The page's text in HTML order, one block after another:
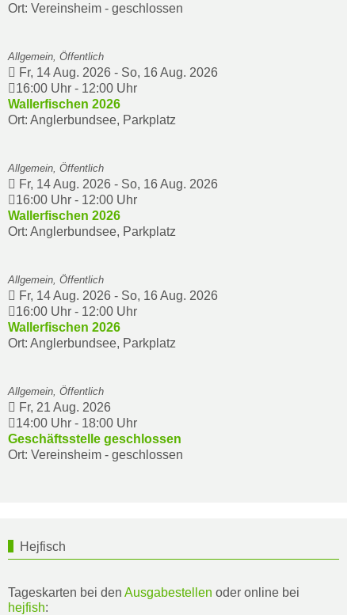
Ort: Vereinsheim - geschlossen
Allgemein, Öffentlich
Fr, 14 Aug. 2026 - So, 16 Aug. 2026
16:00 Uhr - 12:00 Uhr
Wallerfischen 2026
Ort: Anglerbundsee, Parkplatz
Allgemein, Öffentlich
Fr, 14 Aug. 2026 - So, 16 Aug. 2026
16:00 Uhr - 12:00 Uhr
Wallerfischen 2026
Ort: Anglerbundsee, Parkplatz
Allgemein, Öffentlich
Fr, 14 Aug. 2026 - So, 16 Aug. 2026
16:00 Uhr - 12:00 Uhr
Wallerfischen 2026
Ort: Anglerbundsee, Parkplatz
Allgemein, Öffentlich
Fr, 21 Aug. 2026
14:00 Uhr - 18:00 Uhr
Geschäftsstelle geschlossen
Ort: Vereinsheim - geschlossen
Hejfisch
Tageskarten bei den Ausgabestellen oder online bei
hejfish: